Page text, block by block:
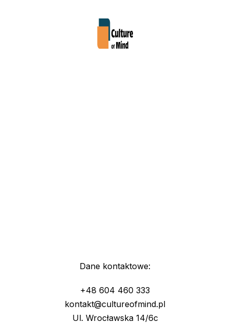
Dane kontaktowe:
+48 604 460 333
kontakt@cultureofmind.pl
Ul. Wrocławska 14/6c